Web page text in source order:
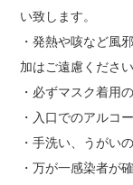
い致します。
・発熱や咳など風
加はご遠慮ください
・必ずマスク着用
・入口でのアルコ
・手洗い、うがい
・万が一感染者が